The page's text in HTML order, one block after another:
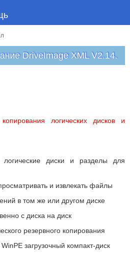
DriveImage XML V2.14.
логических дисков и
логические диски и разделы для
и извлекать файлы
в том же или другом диске
с диска на диск
резервного копирования
загрузочный компакт-диск